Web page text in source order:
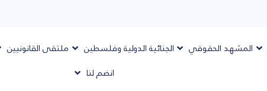
المشهد الحقوقي الجنائية الدولية وفلسطين ملتقى القانونيين
انضم لنا